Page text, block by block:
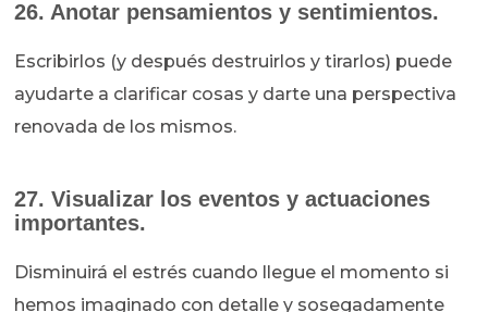
26. Anotar pensamientos y sentimientos.
Escribirlos (y después destruirlos y tirarlos) puede
ayudarte a clarificar cosas y darte una perspectiva
renovada de los mismos.
27. Visualizar los eventos y actuaciones
importantes.
Disminuirá el estrés cuando llegue el momento si
hemos imaginado con detalle y sosegadamente